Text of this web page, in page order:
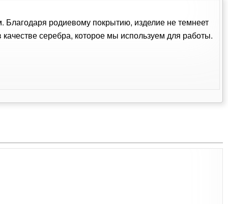
Благодаря родиевому покрытию, изделие не темнеет
серебра, которое мы используем для работы.